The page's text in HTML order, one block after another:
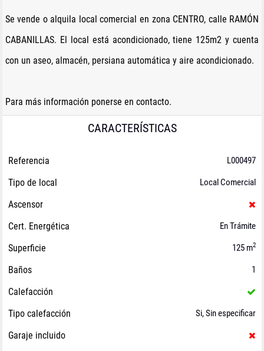
Se vende o alquila local comercial en zona CENTRO, calle RAMÓN
CABANILLAS. El local está acondicionado, tiene 125m2 y cuenta
con un aseo, almacén, persiana automática y aire acondicionado.
Para más información ponerse en contacto.
CARACTERÍSTICAS
Referencia L000497
Tipo de local Local Comercial
Ascensor
Cert. Energética
En Trámite
Superficie 125 m2
Baños 1
Calefacción
Tipo calefacción
Si, Sin especificar
Garaje incluido